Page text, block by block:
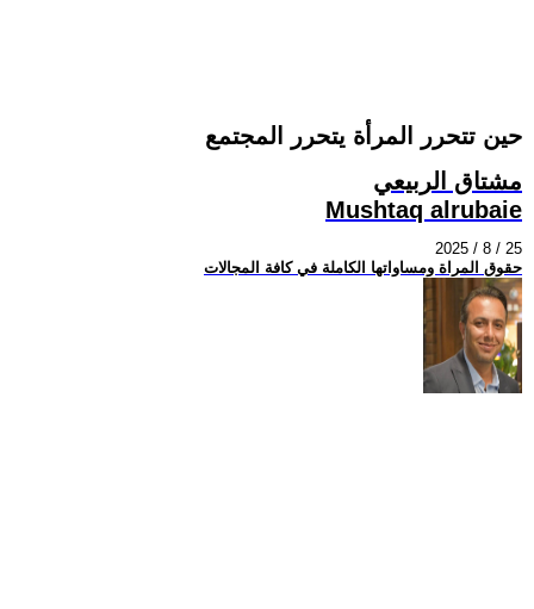
حين تتحرر المرأة يتحرر المجتمع
مشتاق الربيعي
Mushtaq alrubaie
2025 / 8 / 25
حقوق المراة ومساواتها الكاملة في كافة المجالات